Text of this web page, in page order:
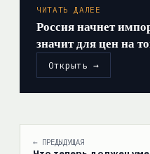
ЧИТАТЬ ДАЛЕЕ
Россия начнет
значит для цен на
Открыть →
← ПРЕДЫДУЩАЯ